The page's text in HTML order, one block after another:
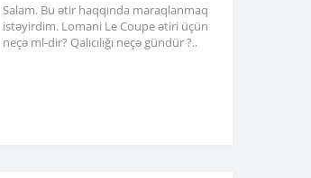
Salam. Bu ətir haqqında maraqlanmaq
istəyirdim. Lomani Le Coupe ətiri üçün
neçə ml-dir? Qalıcılığı neçə gündür ?..